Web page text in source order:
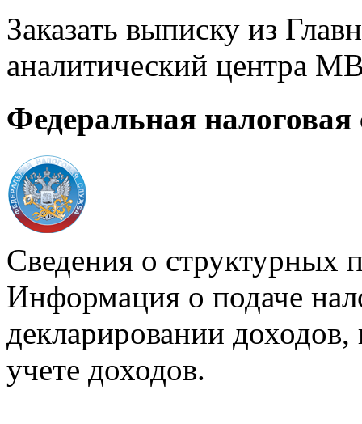
Заказать выписку из
аналитический центра
Федеральная налоговая
Сведения о структурных
Информация о подаче
декларировании доходов,
учете доходов.